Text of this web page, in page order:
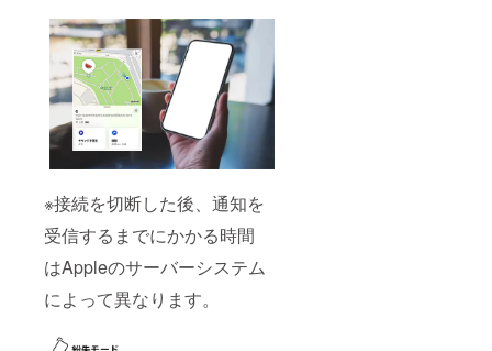
※接続を切断した後、通知を
受信するまでにかかる時間
はAppleのサーバーシステム
によって異なります。